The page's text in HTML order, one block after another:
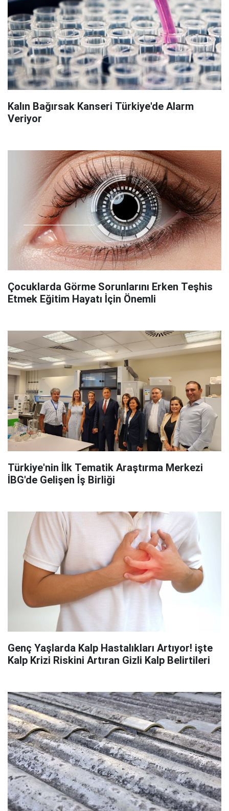
Kalın Bağırsak Kanseri Türkiye'de Alarm
Veriyor
Çocuklarda Görme Sorunlarını Erken Teşhis
Etmek Eğitim Hayatı İçin Önemli
Türkiye'nin İlk Tematik Araştırma Merkezi
İBG'de Gelişen İş Birliği
Genç Yaşlarda Kalp Hastalıkları Artıyor! işte
Kalp Krizi Riskini Artıran Gizli Kalp Belirtileri